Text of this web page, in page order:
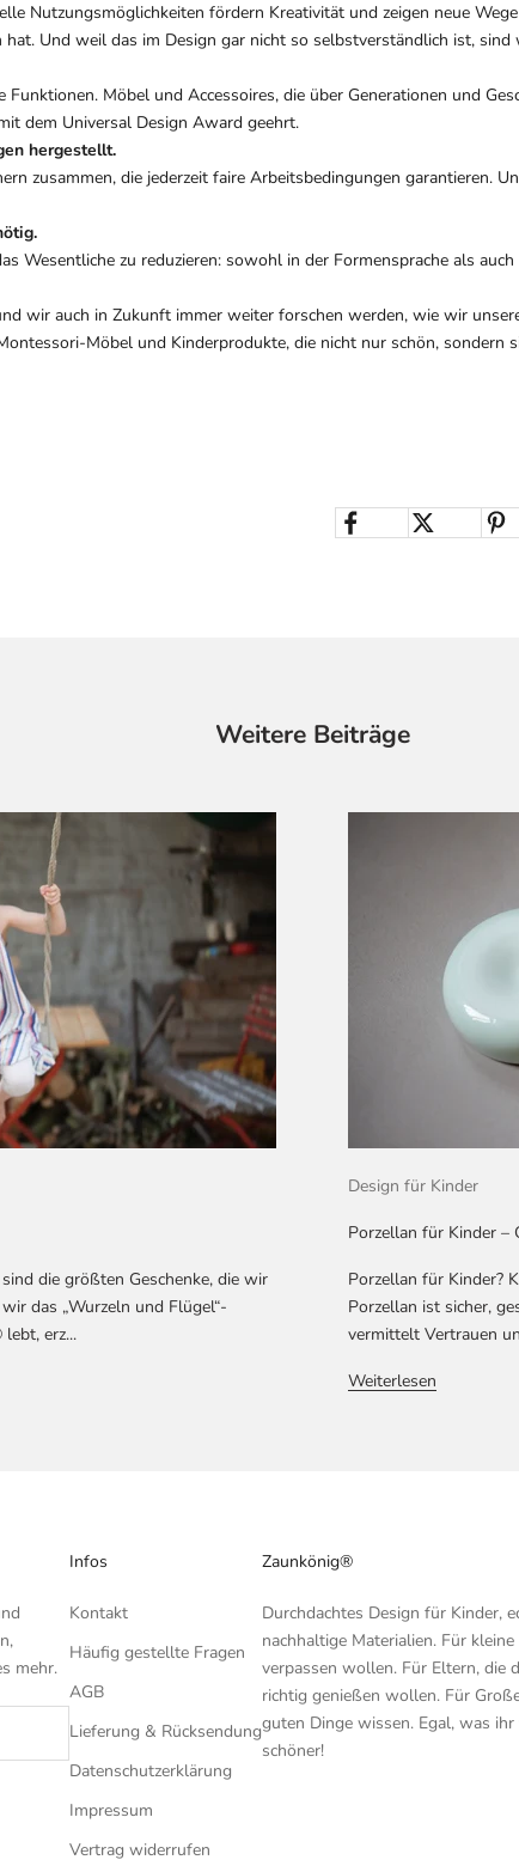
Nutzungsmöglichkeiten fördern Kreativität und zeigen neue
Und weil das im Design gar nicht so selbstverständlich ist,
Möbel und Accessoires, die über Generationen und
dem Universal Design Award geehrt.
hergestellt.
zusammen, die jederzeit faire Arbeitsbedingungen garantieren.
Wesentliche zu reduzieren: sowohl in der Formensprache als
wir auch in Zukunft immer weiter forschen werden, wie wir
Möbel und Kinderprodukte, die nicht nur schön,
Weitere Beiträge
die größten Geschenke, die wir
das „Wurzeln und Flügel“-
erz...
Design für Kinder
Porzellan für Kinder –
Porzellan für Kinder?
Porzellan ist sicher,
vermittelt Vertrauen
Weiterlesen
mehr.
Infos
Kontakt
Häufig gestellte Fragen
AGB
Lieferung & Rücksendung
Datenschutzerklärung
Impressum
Vertrag widerrufen
Zaunkönig®
Durchdachtes Design für Kinder,
nachhaltige Materialien. Für
verpassen wollen. Für Eltern, die
richtig genießen wollen. Für
guten Dinge wissen. Egal, was
schöner!